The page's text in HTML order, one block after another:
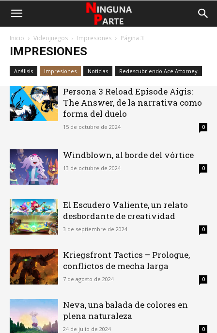
Inicio Videojuegos Impresiones Página 3
IMPRESIONES
Análisis Impresiones Noticias Redescubriendo Ace Attorney
Persona 3 Reload Episode Aigis:
The Answer, de la narrativa como
forma del duelo
15 de octubre de 2024 0
Windblown, al borde del vórtice
13 de octubre de 2024 0
El Escudero Valiente, un relato
desbordante de creatividad
3 de septiembre de 2024 0
Kriegsfront Tactics – Prologue,
conflictos de mecha larga
7 de agosto de 2024 0
Neva, una balada de colores en
plena naturaleza
24 de julio de 2024 0